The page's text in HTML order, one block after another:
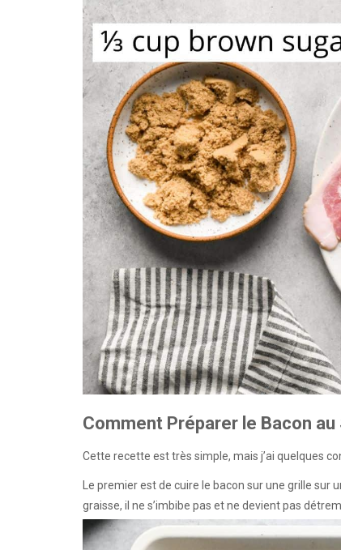
Comment Préparer le Bacon au
Cette recette est très simple, mais j’ai quelques
Le premier est de cuire le bacon sur une grille sur
graisse, il ne s’imbibe pas et ne devient pas